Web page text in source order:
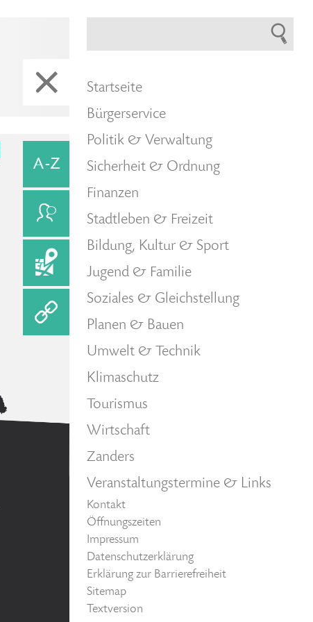
Startseite
Bürgerservice
Politik & Verwaltung
Sicherheit & Ordnung
Finanzen
Stadtleben & Freizeit
Bildung, Kultur & Sport
Jugend & Familie
Soziales & Gleichstellung
Planen & Bauen
Umwelt & Technik
Klimaschutz
Tourismus
Wirtschaft
Zanders
Veranstaltungstermine & Links
Kontakt
Öffnungszeiten
Impressum
Datenschutzerklärung
Erklärung zur Barrierefreiheit
Sitemap
Textversion